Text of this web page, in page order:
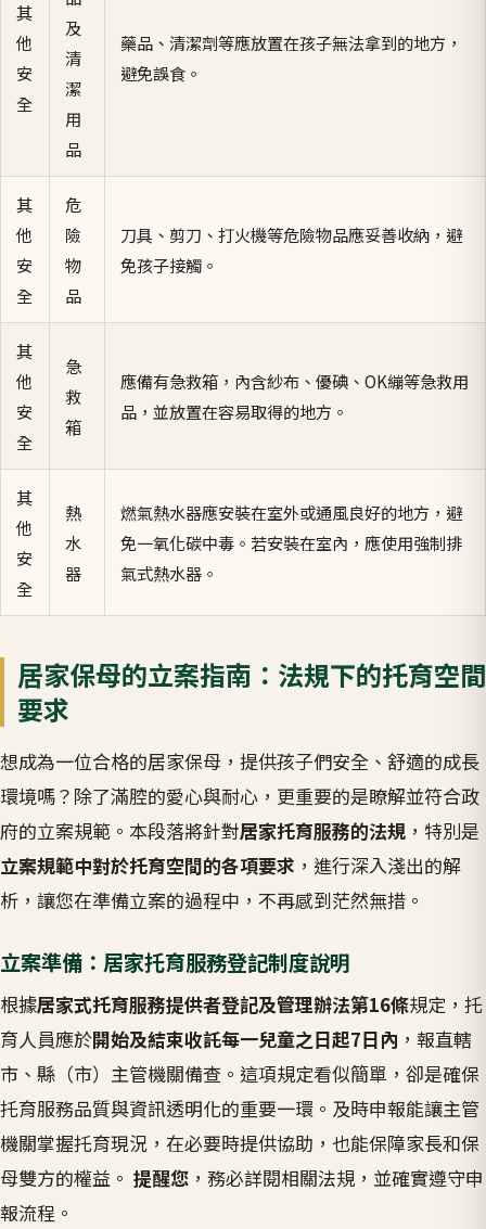
其
他
安
全
及
清
潔
用
品
藥品、清潔劑等應放置在孩子無法拿到的地方，
避免誤食。
其
他
安
全
危
險
物
品
刀具、剪刀、打火機等危險物品應妥善收納，避
免孩子接觸。
其
他
安
全
急
救
箱
應備有急救箱，內含紗布、優碘、OK繃等急救用
品，並放置在容易取得的地方。
其
他
安
全
熱
水
器
燃氣熱水器應安裝在室外或通風良好的地方，避
免一氧化碳中毒。若安裝在室內，應使用強制排
氣式熱水器。
居家保母的立案指南：法規下的托育空間
要求
想成為一位合格的居家保母，提供孩子們安全、舒適的成長
環境嗎？除了滿腔的愛心與耐心，更重要的是瞭解並符合政
府的立案規範。本段落將針對居家托育服務的法規 ，特別是
立案規範中對於托育空間的各項要求 ，進行深入淺出的解
析，讓您在準備立案的過程中，不再感到茫然無措。
立案準備：居家托育服務登記制度說明
根據居家式托育服務提供者登記及管理辦法第16條規定，托
育人員應於開始及結束收託每一兒童之日起7日內 ，報直轄
市、縣（市）主管機關備查。這項規定看似簡單，卻是確保
托育服務品質與資訊透明化的重要一環。及時申報能讓主管
機關掌握托育現況，在必要時提供協助，也能保障家長和保
母雙方的權益。 提醒您 ，務必詳閱相關法規，並確實遵守申
報流程。